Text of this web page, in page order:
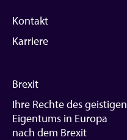
Kontakt
Karriere
Brexit
Ihre Rechte des geistigen
Eigentums in Europa
nach dem Brexit